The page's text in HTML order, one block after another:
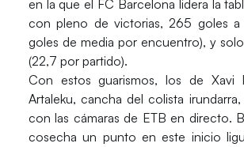
en la que el FC Barcelona lidera la
con pleno de victorias, 265 goles
goles de media por encuentro), y
(22,7 por partido).
Con estos guarismos, los de Xavi
Artaleku, cancha del colista irundarra,
con las cámaras de ETB en directo.
cosecha un punto en este inicio